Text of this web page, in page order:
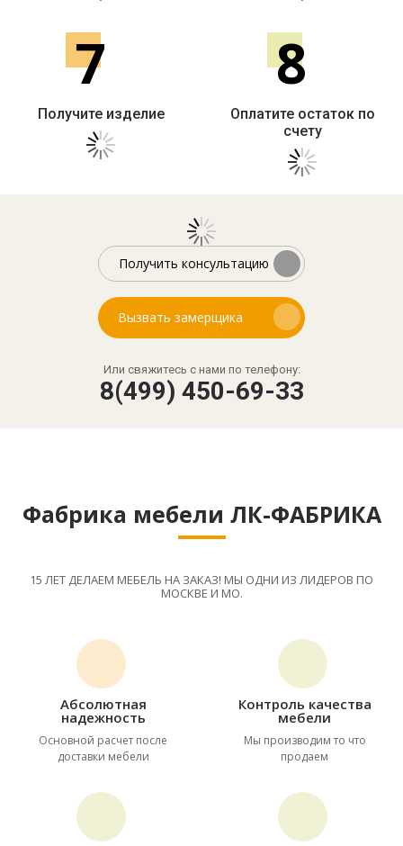
7
Получите изделие
8
Оплатите остаток по
счету
Получить консультацию
Вызвать замерщика
Или свяжитесь с нами по телефону:
8(499) 450-69-33
Фабрика мебели ЛК-ФАБРИКА
15 ЛЕТ ДЕЛАЕМ МЕБЕЛЬ НА ЗАКАЗ! МЫ ОДНИ ИЗ ЛИДЕРОВ ПО
МОСКВЕ И МО.
Абсолютная
надежность
Основной расчет после
доставки мебели
Контроль качества
мебели
Мы производим то что
продаем